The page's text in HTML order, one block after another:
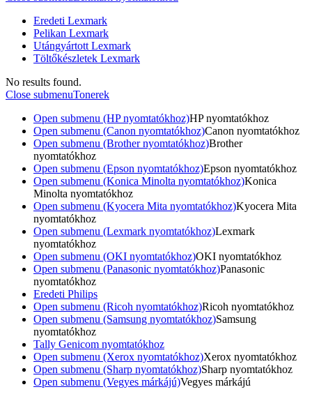
Eredeti Lexmark
Pelikan Lexmark
Utángyártott Lexmark
Töltőkészletek Lexmark
No results found.
Close submenuTonerek
Open submenu (HP nyomtatókhoz)HP nyomtatókhoz
Open submenu (Canon nyomtatókhoz)Canon nyomtatókhoz
Open submenu (Brother nyomtatókhoz)Brother
nyomtatókhoz
Open submenu (Epson nyomtatókhoz)Epson nyomtatókhoz
Open submenu (Konica Minolta nyomtatókhoz)Konica
Minolta nyomtatókhoz
Open submenu (Kyocera Mita nyomtatókhoz)Kyocera Mita
nyomtatókhoz
Open submenu (Lexmark nyomtatókhoz)Lexmark
nyomtatókhoz
Open submenu (OKI nyomtatókhoz)OKI nyomtatókhoz
Open submenu (Panasonic nyomtatókhoz)Panasonic
nyomtatókhoz
Eredeti Philips
Open submenu (Ricoh nyomtatókhoz)Ricoh nyomtatókhoz
Open submenu (Samsung nyomtatókhoz)Samsung
nyomtatókhoz
Tally Genicom nyomtatókhoz
Open submenu (Xerox nyomtatókhoz)Xerox nyomtatókhoz
Open submenu (Sharp nyomtatókhoz)Sharp nyomtatókhoz
Open submenu (Vegyes márkájú)Vegyes márkájú